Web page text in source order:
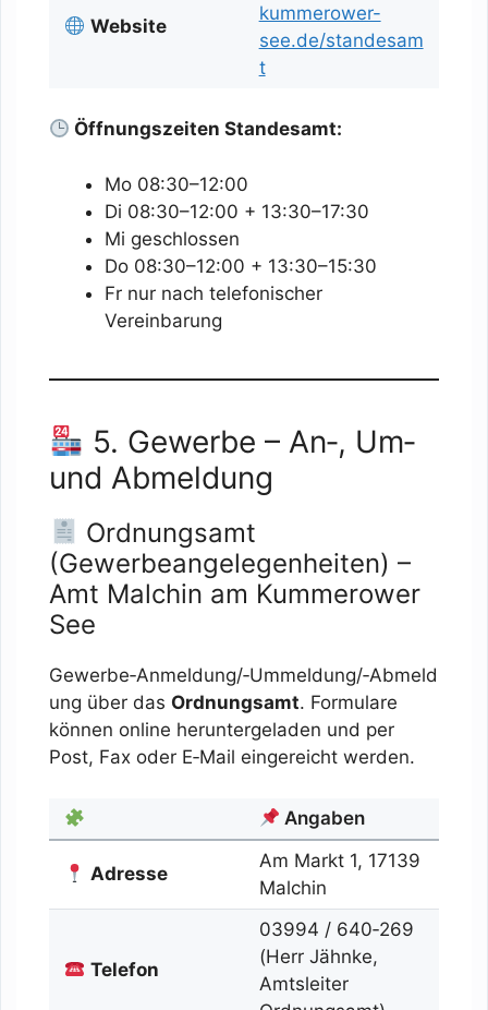
Website
kummerower-
see.de/standesam
t
Öffnungszeiten Standesamt:
Mo 08:30–12:00
Di 08:30–12:00 + 13:30–17:30
Mi geschlossen
Do 08:30–12:00 + 13:30–15:30
Fr nur nach telefonischer
Vereinbarung
5. Gewerbe – An‑, Um‑
und Abmeldung
Ordnungsamt
(Gewerbeangelegenheiten) –
Amt Malchin am Kummerower
See
Gewerbe‑Anmeldung/‑Ummeldung/‑Abmeld
ung über das Ordnungsamt. Formulare
können online heruntergeladen und per
Post, Fax oder E‑Mail eingereicht werden.
Angaben
Adresse
Am Markt 1, 17139
Malchin
Telefon
03994 / 640‑269
(Herr Jähnke,
Amtsleiter